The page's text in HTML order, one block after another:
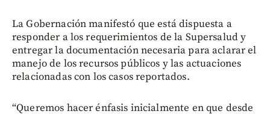
La Gobernación manifestó que está dispuesta a
responder a los requerimientos de la Supersalud y
entregar la documentación necesaria para aclarar el
manejo de los recursos públicos y las actuaciones
relacionadas con los casos reportados.
“Queremos hacer énfasis inicialmente en que desde